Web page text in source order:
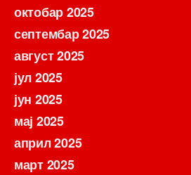
октобар 2025
септембар 2025
август 2025
јул 2025
јун 2025
мај 2025
април 2025
март 2025